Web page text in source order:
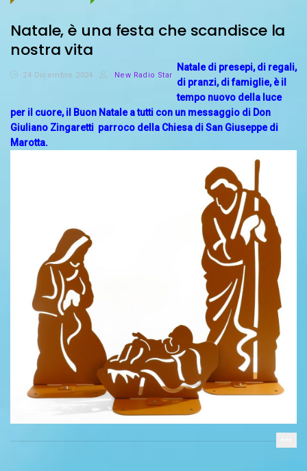
Natale, è una festa che scandisce la
nostra vita
24 Dicembre 2024 New Radio Star
Natale di presepi, di regali,
di pranzi, di famiglie,è il
tempo nuovo della luce
per il cuore,il Buon Natale a tutti con un messaggio di Don
Giuliano Zingaretti parroco della Chiesa di San Giuseppe di
Marotta.